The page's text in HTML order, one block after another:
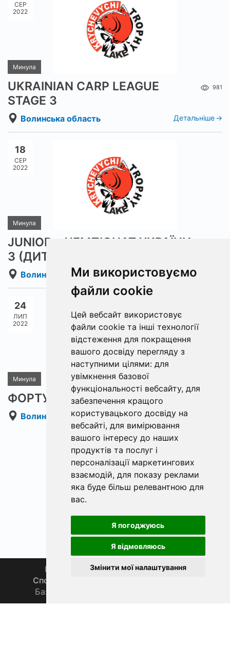
Ми використовуємо
файли cookie
Цей вебсайт використовує
файли cookie та інші технології
відстеження для покращення
вашого досвіду перегляду з
наступними цілями: для
увімкнення базової
функціональності вебсайту, для
забезпечення кращого
користувацького досвіду на
вебсайті, для вимірювання
вашого інтересу до наших
продуктів та послуг і
персоналізації маркетингових
взаємодій, для показу реклами
яка буде більш релевантною для
вас.
Я погоджуюсь
Я відмовляюсь
Змінити мої налаштування
СЕР
2022
Минула
UKRAINIAN CARP LEAGUE
STAGE 3
981
Волинська область Детальніше
18
СЕР
2022
Минула
JUNIOR – ЧЕМПІОНАТ УКРАЇНИ
3 (ДИТЯЧИЙ ТУРНІР)
Волинська область Детальніше
24
ЛИП
2022
Минула
ФОРТУНА – РОБІНЗОН
Волинська область Детальніше
« Наступна »
Головна Про нас
Магазин 🛒
Спортивна рибалка 🏆
База знань 📚